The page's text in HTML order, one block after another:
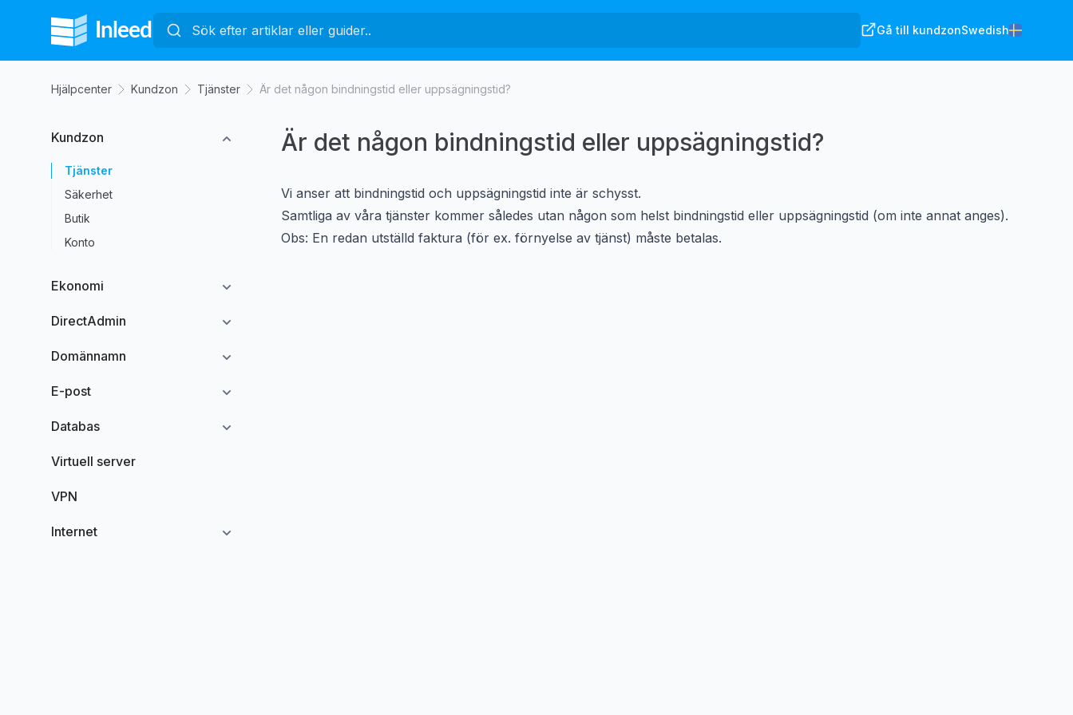
Gå till kundzonSwedish
Hjälpcenter Kundzon Tjänster Är det någon bindningstid eller uppsägningstid?
Kundzon
Tjänster
Säkerhet
Butik
Konto
Ekonomi
DirectAdmin
Domännamn
E-post
Databas
Virtuell server
VPN
Internet
Är det någon bindningstid eller uppsägningstid?
Vi anser att bindningstid och uppsägningstid inte är schysst.
Samtliga av våra tjänster kommer således utan någon som helst bindningstid eller uppsägningstid (om inte annat anges).
Obs: En redan utställd faktura (för ex. förnyelse av tjänst) måste betalas.